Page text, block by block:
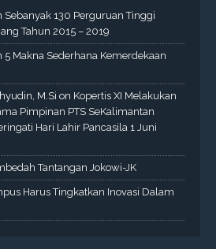
Sebanyak 130 Perguruan Tinggi
Tahun 2015 – 2019
5 Makna Sederhana Kemerdekaan
M.Si on Kopertis XI Melakukan
Pimpinan PTS SeKalimantan
Hari Lahir Pancasila 1 Juni
Tantangan Jokowi-JK
Harus Tingkatkan Inovasi Dalam